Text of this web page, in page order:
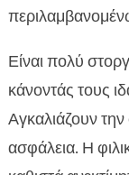
Είναι πολύ
κάνοντάς τους
Αγκαλιάζουν
ασφάλεια. Η